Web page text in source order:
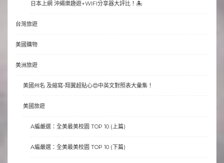
日本上網 沖繩樂趣遊+WIFI分享器大評比！🏝
台灣旅遊
美國購物
美洲旅遊
美國州名 及縮寫-翔翼超貼心😍中英文對照表大彙集！
美國旅遊
A編嚴選：全美最美校園 TOP 10 (上篇)
A編嚴選：全美最美校園 TOP 10 (下篇)